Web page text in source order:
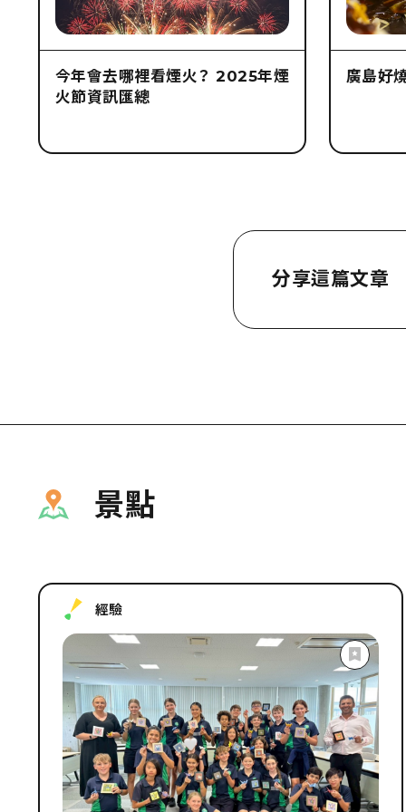
今年會去哪裡看煙火？ 2025年煙
火節資訊匯總
廣島好
分享這篇文章
景點
經驗